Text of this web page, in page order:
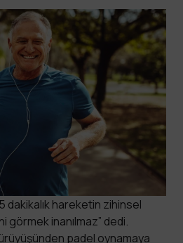
dakikalık hareketin zihinsel
görmek inanılmaz” dedi.
padel oynamaya